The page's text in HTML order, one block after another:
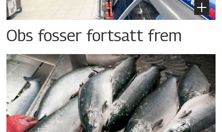
Obs fosser fortsatt frem